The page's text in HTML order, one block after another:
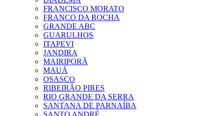
FRANCISCO MORATO
FRANCO DA ROCHA
GRANDE ABC
GUARULHOS
ITAPEVI
JANDIRA
MAIRIPORÃ
MAUÁ
OSASCO
RIBEIRÃO PIRES
RIO GRANDE DA SERRA
SANTANA DE PARNAÍBA